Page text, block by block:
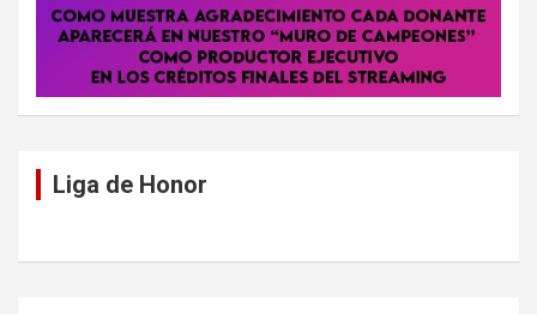
Liga de Honor